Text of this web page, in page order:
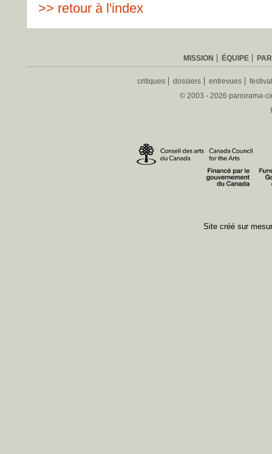
>> retour à l'index
MISSION ÉQUIPE
critiques dossiers entrevues
© 2003 - 2026 panorama-
Site créé sur